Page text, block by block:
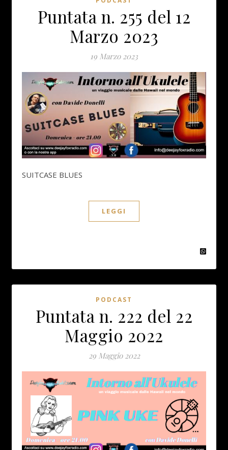
Puntata n. 255 del 12
Marzo 2023
19 Marzo 2023
SUITCASE BLUES
LEGGI
PODCAST
Puntata n. 222 del 22
Maggio 2022
29 Maggio 2022